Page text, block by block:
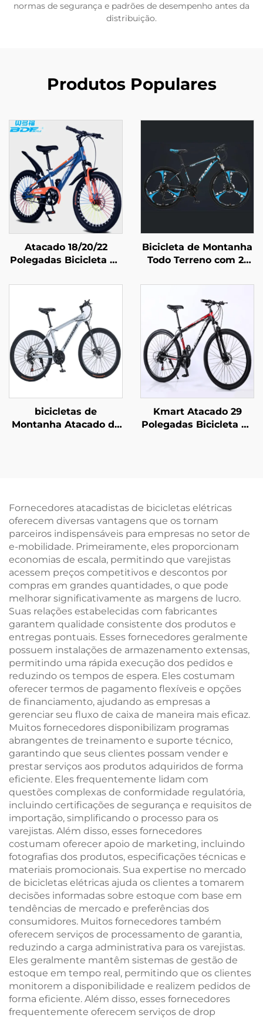
normas de segurança e padrões de desempenho antes da
distribuição.
Produtos Populares
Atacado 18/20/22
Polegadas Bicicleta de
Meninos e Meninas
com Freio a Disco 16
Polegadas Bicicleta
Infantil com Pedal e
Garfo de Aço
Bicicleta de Montanha
Todo Terreno com 21
Certificada CE para
Adultos com Garfo de
Suspensão em Aço
Bloqueável e Travão
de Disco por Atacado
bicicletas de
Montanha Atacado de
Aço para Estudantes
Práticas ao Ar Livre
Kmart Atacado 29
Polegadas Bicicleta de
Velocidade Variável
Aço Comum
Fornecedores atacadistas de bicicletas elétricas
oferecem diversas vantagens que os tornam
parceiros indispensáveis para empresas no setor de
e-mobilidade. Primeiramente, eles proporcionam
economias de escala, permitindo que varejistas
acessem preços competitivos e descontos por
compras em grandes quantidades, o que pode
melhorar significativamente as margens de lucro.
Suas relações estabelecidas com fabricantes
garantem qualidade consistente dos produtos e
entregas pontuais. Esses fornecedores geralmente
possuem instalações de armazenamento extensas,
permitindo uma rápida execução dos pedidos e
reduzindo os tempos de espera. Eles costumam
oferecer termos de pagamento flexíveis e opções
de financiamento, ajudando as empresas a
gerenciar seu fluxo de caixa de maneira mais eficaz.
Muitos fornecedores disponibilizam programas
abrangentes de treinamento e suporte técnico,
garantindo que seus clientes possam vender e
prestar serviços aos produtos adquiridos de forma
eficiente. Eles frequentemente lidam com
questões complexas de conformidade regulatória,
incluindo certificações de segurança e requisitos de
importação, simplificando o processo para os
varejistas. Além disso, esses fornecedores
costumam oferecer apoio de marketing, incluindo
fotografias dos produtos, especificações técnicas e
materiais promocionais. Sua expertise no mercado
de bicicletas elétricas ajuda os clientes a tomarem
decisões informadas sobre estoque com base em
tendências de mercado e preferências dos
consumidores. Muitos fornecedores também
oferecem serviços de processamento de garantia,
reduzindo a carga administrativa para os varejistas.
Eles geralmente mantêm sistemas de gestão de
estoque em tempo real, permitindo que os clientes
monitorem a disponibilidade e realizem pedidos de
forma eficiente. Além disso, esses fornecedores
frequentemente oferecem serviços de drop